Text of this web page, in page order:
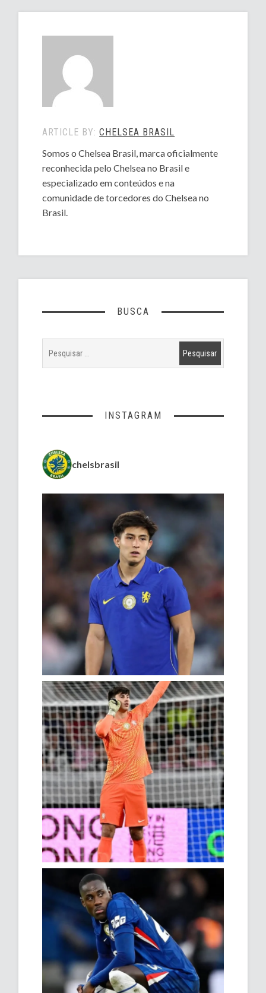
ARTICLE BY:CHELSEA BRASIL
Somos o Chelsea Brasil, marca oficialmente
reconhecida pelo Chelsea no Brasil e
especializado em conteúdos e na
comunidade de torcedores do Chelsea no
Brasil.
BUSCA
INSTAGRAM
chelsbrasil